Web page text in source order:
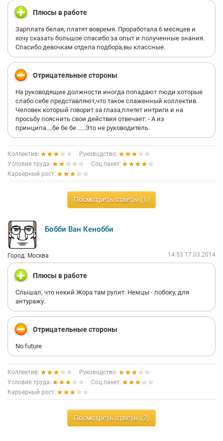
Плюсы в работе
Зарплата белая, платят вовремя. Проработала 6 месяцев и
хочу сказать большое спасибо за опыт и полученные знания.
Спасибо девочкам отдела подбора,вы классные.
Отрицательные стороны
На руководящие должности иногда попадают люди которые
слабо себе представляют,что такое слаженный коллектив.
Человек который говорит за глаза,плетет интриги и на
просьбу пояснить свои действия отвечает: - А из
принципа....бе бе бе .....Это не руководитель.
Коллектив:
Руководство:
Условия труда:
Соц.пакет:
Карьерный рост:
Посмотреть ответы (1)
Бобби Ван Кенобби
Город: Москва 14:53 17.03.2014
Плюсы в работе
Слышал, что некий Жора там рулит. Немцы - побоку, для
антуражу.
Отрицательные стороны
No future
Коллектив:
Руководство:
Условия труда:
Соц.пакет:
Карьерный рост:
Посмотреть ответы (2)